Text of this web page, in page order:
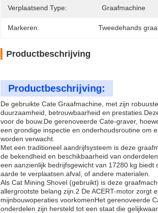
Verplaatsend Type: Graafmachine
Markeren: Tweedehands
Productbeschrijving
Productbeschrijving:
De gebruikte Cate Graafmachine, met zijn
duurzaamheid, betrouwbaarheid en
voor de bouw.De gerenoveerde Cate-graver,
een grondige inspectie en onderhoudsroutine om
worden verwacht.
Met een traditioneel aandrijfsysteem is deze
de bekendheid en beschikbaarheid van
een aanzienlijk bedrijfsgewicht van 17280 kg
aarde te verplaatsen.afval, of andere materialen.
Als Cat Mining Shovel (gebruikt) is deze
allergrootste belang zijn.2 De ACERT-motor zorgt
mijnbouwoperaties voorkomenHet gerenoveerde
onderdelen zijn hersteld tot een staat die